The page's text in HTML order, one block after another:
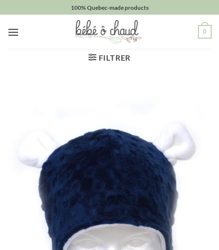
au
contenu
100% Quebec-made products
0
FILTRER